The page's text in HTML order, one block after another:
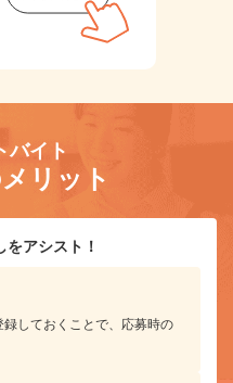
バイト
リット
アシスト！
しておくことで、応募時の